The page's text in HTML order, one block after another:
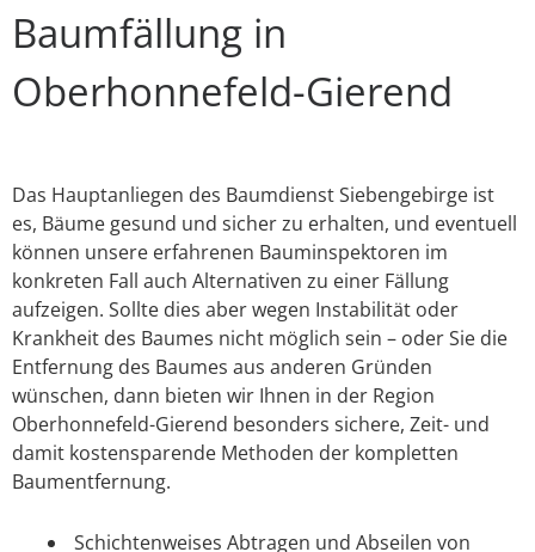
Baumfällung in
Oberhonnefeld-Gierend
Das Hauptanliegen des Baumdienst Siebengebirge ist
es, Bäume gesund und sicher zu erhalten, und eventuell
können unsere erfahrenen Bauminspektoren im
konkreten Fall auch Alternativen zu einer Fällung
aufzeigen. Sollte dies aber wegen Instabilität oder
Krankheit des Baumes nicht möglich sein – oder Sie die
Entfernung des Baumes aus anderen Gründen
wünschen, dann bieten wir Ihnen in der Region
Oberhonnefeld-Gierend besonders sichere, Zeit- und
damit kostensparende Methoden der kompletten
Baumentfernung.
Schichtenweises Abtragen und Abseilen von